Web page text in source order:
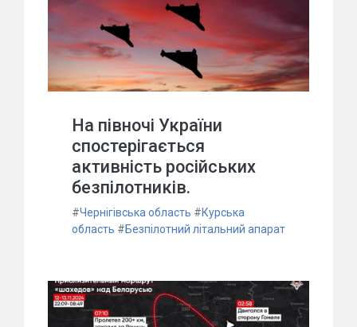
На півночі України
спостерігається
активність російських
безпілотників.
#Чернігівська область #Курська
область #Безпілотний літальний апарат